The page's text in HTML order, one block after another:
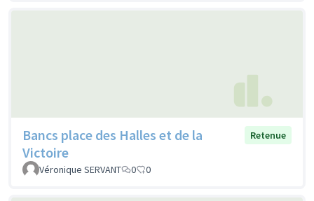
Bancs place des Halles et de la
Victoire
Retenue
Véronique SERVANT 0 0